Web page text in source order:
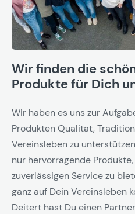
Wir finden die
Produkte für Dich
Wir haben es uns zur
Produkten Qualität,
Vereinsleben zu
nur hervorragende
zuverlässigen Service zu
ganz auf Dein Vereinsleben
Deitert hast Du einen